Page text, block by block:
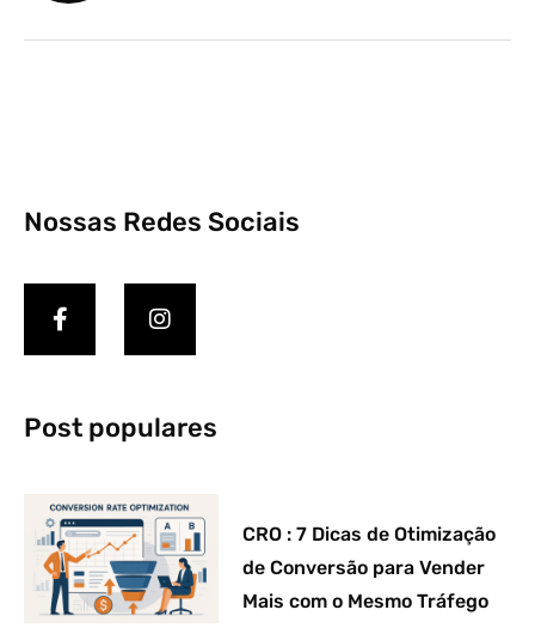
Nossas Redes Sociais
Post populares
CRO : 7 Dicas de Otimização
de Conversão para Vender
Mais com o Mesmo Tráfego